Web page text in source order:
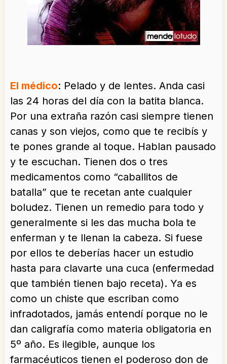
El médico: Pelado y de lentes. Anda casi
las 24 horas del día con la batita blanca.
Por una extraña razón casi siempre tienen
canas y son viejos, como que te recibís y
te pones grande al toque. Hablan pausado
y te escuchan. Tienen dos o tres
medicamentos como “caballitos de
batalla” que te recetan ante cualquier
boludez. Tienen un remedio para todo y
generalmente si les das mucha bola te
enferman y te llenan la cabeza. Si fuese
por ellos te deberías hacer un estudio
hasta para clavarte una cuca (enfermedad
que también tienen bajo receta). Ya es
como un chiste que escriban como
infradotados, jamás entendí porque no le
dan caligrafía como materia obligatoria en
5º año. Es ilegible, aunque los
farmacéuticos tienen el poderoso don de